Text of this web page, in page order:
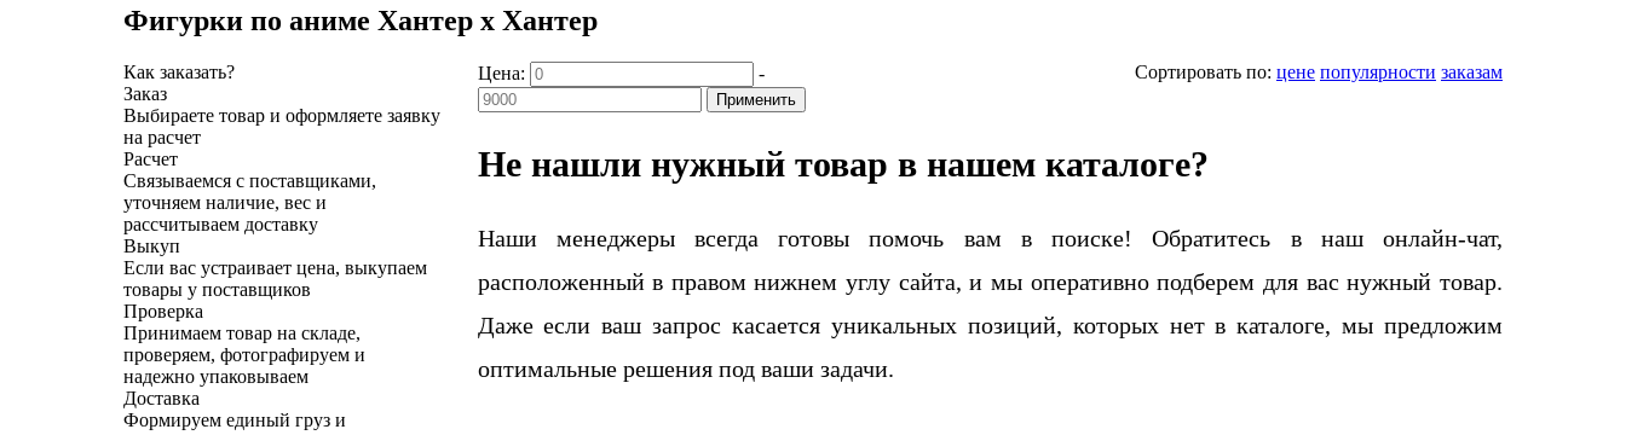
Фигурки по аниме Хантер х Хантер
Как заказать?
Заказ
Выбираете товар и оформляете заявку
на расчет
Расчет
Связываемся с поставщиками,
уточняем наличие, вес и
рассчитываем доставку
Выкуп
Если вас устраивает цена, выкупаем
товары у поставщиков
Проверка
Принимаем товар на складе,
проверяем, фотографируем и
надежно упаковываем
Доставка
Формируем единый груз и
Сортировать по: цене популярности заказам
Цена: -
Применить
Не нашли нужный товар в нашем каталоге?
Наши менеджеры всегда готовы помочь вам в поиске! Обратитесь в наш онлайн-чат,
расположенный в правом нижнем углу сайта, и мы оперативно подберем для вас нужный товар.
Даже если ваш запрос касается уникальных позиций, которых нет в каталоге, мы предложим
оптимальные решения под ваши задачи.